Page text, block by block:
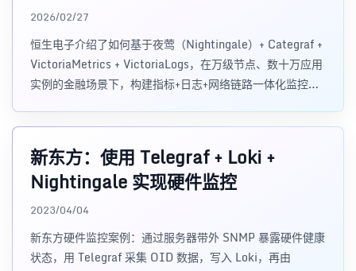
2026/02/27
恒生电子介绍了如何基于夜莺（Nightingale）+ Categraf +
VictoriaMetrics + VictoriaLogs，在万级节点、数十万应用
实例的金融场景下，构建指标+日志+网络链路一体化监控体
分钟级定位。文章涵盖选型对比、架构设计、eBPF 关键指
标、动态 label 治理等实
新东方：使用 Telegraf + Loki +
Nightingale 实现硬件监控
2023/04/04
新东方硬件监控案例：通过服务器带外 SNMP 暴露硬件健康
状态，用 Telegraf 采集 OID 数据，写入 Loki，再由